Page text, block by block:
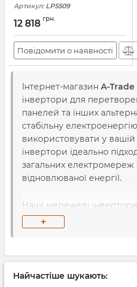
Артикул: LP5509
12 818 грн.
Повідомити о наявності
Інтернет-магазин A-Trade
інвертори для
панелей та інших
стабільну
використовувати у
інвертори ідеально
загальних електромереж
відновлюваної енергії.
Наші мережеві
струм.
+
Найчастіше шукають: